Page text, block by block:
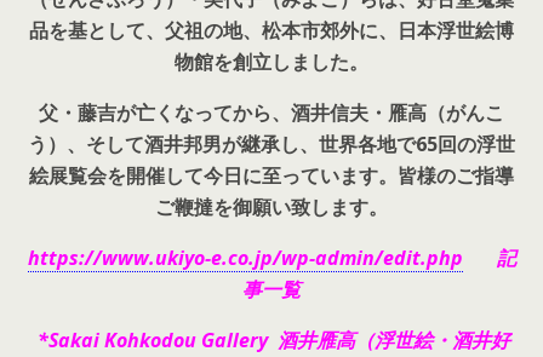
品を基として、父祖の地、松本市郊外に、日本浮世絵博
物館を創立しました。
父・藤吉が亡くなってから、酒井信夫・雁高（がんこ
う）、そして酒井邦男が継承し、世界各地で65回の浮世
絵展覧会を開催して今日に至っています。皆様のご指導
ご鞭撻を御願い致します。
https://www.ukiyo-e.co.jp/wp-admin/edit.php 記
事一覧
*Sakai Kohkodou Gallery 酒井雁高（浮世絵・酒井好